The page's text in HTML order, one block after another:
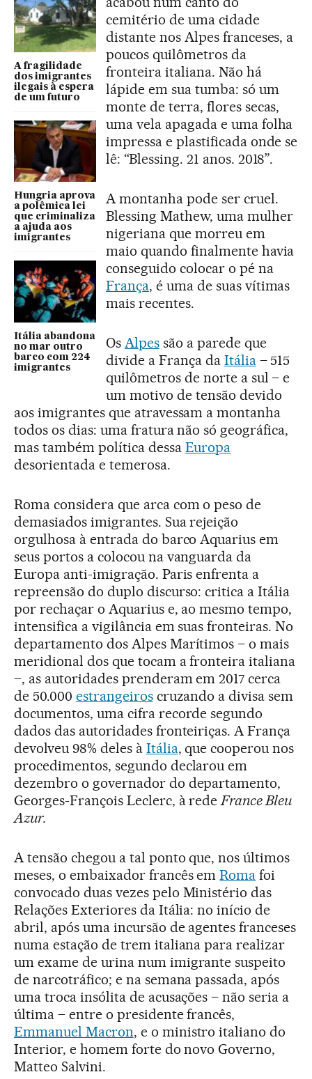
A fragilidade
dos imigrantes
ilegais à espera
de um futuro
Hungria aprova
a polêmica lei
que criminaliza
a ajuda aos
imigrantes
Itália abandona
no mar outro
barco com 224
imigrantes
cemitério de uma cidade
distante nos Alpes franceses, a
poucos quilômetros da
fronteira italiana. Não há
lápide em sua tumba: só um
monte de terra, flores secas,
uma vela apagada e uma folha
impressa e plastificada onde se
lê: “Blessing. 21 anos. 2018”.
A montanha pode ser cruel.
Blessing Mathew, uma mulher
nigeriana que morreu em
maio quando finalmente havia
conseguido colocar o pé na
França, é uma de suas vítimas
mais recentes.
Os Alpessão a parede que
divide a França da Itália– 515
quilômetros de norte a sul – e
um motivo de tensão devido
aos imigrantes que atravessam a montanha
todos os dias: uma fratura não só geográfica,
mas também política dessa Europa
desorientada e temerosa.
Roma considera que arca com o peso de
demasiados imigrantes. Sua rejeição
orgulhosa à entrada do barco Aquarius em
seus portos a colocou na vanguarda da
Europa anti-imigração. Paris enfrenta a
repreensão do duplo discurso: critica a Itália
por rechaçar o Aquarius e, ao mesmo tempo,
intensifica a vigilância em suas fronteiras. No
departamento dos Alpes Marítimos – o mais
meridional dos que tocam a fronteira italiana
–, as autoridades prenderam em 2017 cerca
de 50.000 estrangeiroscruzando a divisa sem
documentos, uma cifra recorde segundo
dados das autoridades fronteiriças. A França
devolveu 98% deles à Itália, que cooperou nos
procedimentos, segundo declarou em
dezembro o governador do departamento,
Georges-François Leclerc, à redeFrance Bleu
Azur.
A tensão chegou a tal ponto que, nos últimos
meses, o embaixador francês emRoma foi
convocado duas vezes pelo Ministério das
Relações Exteriores da Itália: no início de
abril, após uma incursão de agentes franceses
numa estação de trem italiana para realizar
um exame de urina num imigrante suspeito
de narcotráfico; e na semana passada, após
uma troca insólita de acusações – não seria a
última – entre o presidente francês,
Emmanuel Macron, e o ministro italiano do
Interior, e homem forte do novo Governo,
Matteo Salvini.